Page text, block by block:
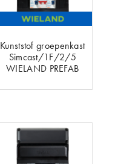
Kunststof groepenkast
Simcast/1F/2/5
WIELAND PREFAB